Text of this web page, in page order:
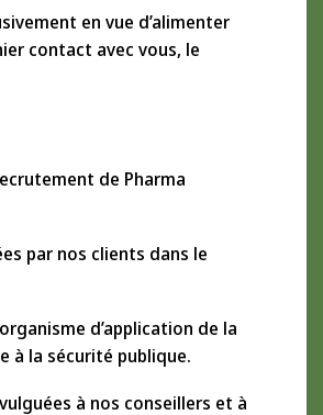
en vue d’alimenter
contact avec vous, le
de Pharma
par nos clients dans le
d’application de la
à la sécurité publique.
à nos conseillers et à